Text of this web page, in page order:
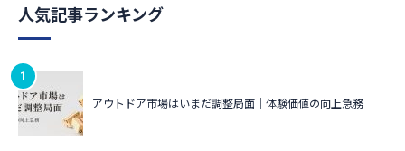
人気記事ランキング